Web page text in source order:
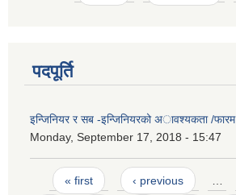
पदपूर्ति
इन्जिनियर र सब -इन्जिनियरको अावश्यकता /फारम
Monday, September 17, 2018 - 15:47
Pages
« first ‹ previous …